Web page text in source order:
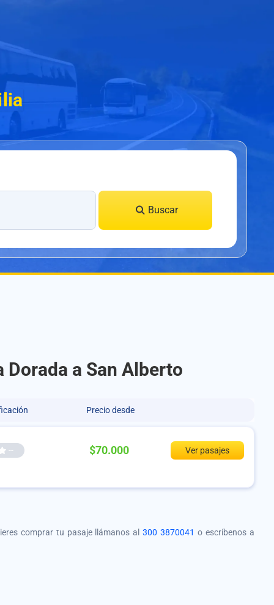
Buscar
a San Alberto
Precio desde
-- $70.000 Ver pasajes
comprar tu pasaje llámanos al300 3870041 o escríbenos a